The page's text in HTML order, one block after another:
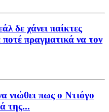
δε χάνει παίκτες
ποτέ πραγματικά να τον
νιώθει πως ο Ντιόγο
της...